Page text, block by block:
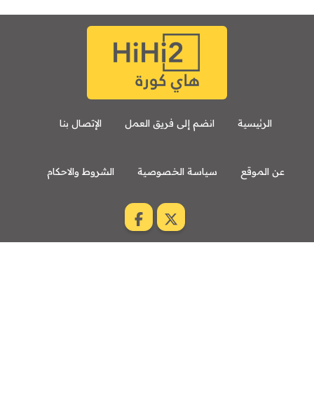
الرئيسية انضم إلى فريق العمل الإتصال بنا
عن الموقع سياسة الخصوصية الشروط والاحكام